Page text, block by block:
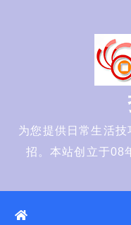
为您提供日常生活
招。本站创立于08